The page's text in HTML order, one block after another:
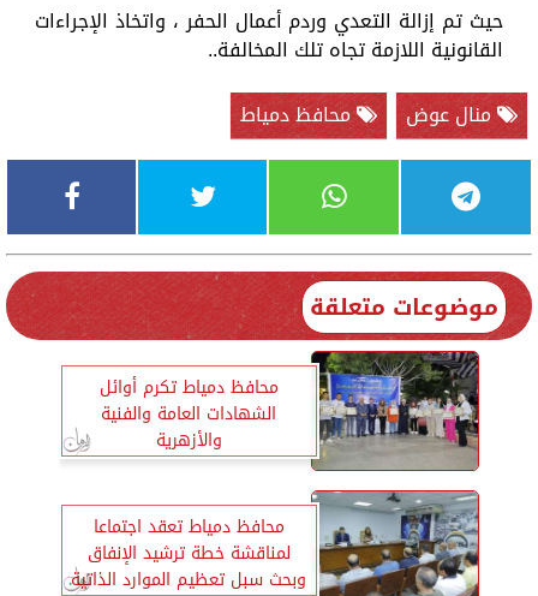
حيث تم إزالة التعدي وردم أعمال الحفر ، واتخاذ الإجراءات
القانونية اللازمة تجاه تلك المخالفة..
منال عوض
محافظ دمياط
موضوعات متعلقة
محافظ دمياط تكرم أوائل
الشهادات العامة والفنية
والأزهرية
محافظ دمياط تعقد اجتماعا
لمناقشة خطة ترشيد الإنفاق
وبحث سبل تعظيم الموارد الذاتية